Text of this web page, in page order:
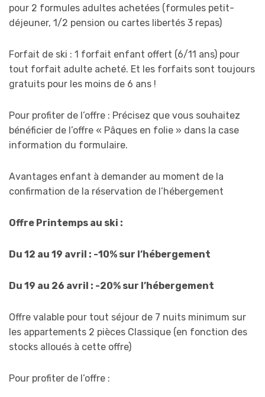
pour 2 formules adultes achetées (formules petit-
déjeuner, 1/2 pension ou cartes libertés 3 repas)
Forfait de ski : 1 forfait enfant offert (6/11 ans) pour
tout forfait adulte acheté. Et les forfaits sont toujours
gratuits pour les moins de 6 ans !
Pour profiter de l’offre : Précisez que vous souhaitez
bénéficier de l’offre « Pâques en folie » dans la case
information du formulaire.
Avantages enfant à demander au moment de la
confirmation de la réservation de l’hébergement
Offre Printemps au ski :
Du 12 au 19 avril : -10% sur l’hébergement
Du 19 au 26 avril : -20% sur l’hébergement
Offre valable pour tout séjour de 7 nuits minimum sur
les appartements 2 pièces Classique (en fonction des
stocks alloués à cette offre)
Pour profiter de l’offre :